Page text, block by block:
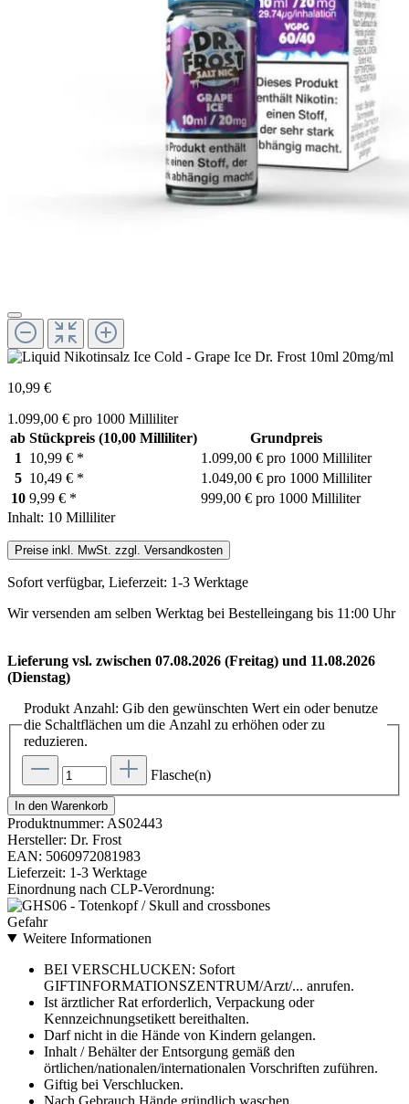
10,99 €
1.099,00 € pro 1000 Milliliter
ab Stückpreis (10,00 Milliliter)
Grundpreis
1
10,99 € *
1.099,00 € pro 1000 Milliliter
5 10,49 € *
1.049,00 € pro 1000 Milliliter
10 9,99 € *
999,00 € pro 1000 Milliliter
Inhalt: 10 Milliliter
Preise inkl. MwSt. zzgl. Versandkosten
Sofort verfügbar, Lieferzeit: 1-3 Werktage
Wir versenden am selben Werktag bei Bestelleingang bis 11:00 Uhr
Lieferung vsl. zwischen 07.08.2026 (Freitag) und 11.08.2026
(Dienstag)
Produkt Anzahl: Gib den gewünschten Wert ein oder benutze
die Schaltflächen um die Anzahl zu erhöhen oder zu
reduzieren.
Flasche(n)
In den Warenkorb
Produktnummer: AS02443
Hersteller: Dr. Frost
EAN: 5060972081983
Lieferzeit: 1-3 Werktage
Einordnung nach CLP-Verordnung:
Gefahr
Weitere Informationen
BEI VERSCHLUCKEN: Sofort
GIFTINFORMATIONSZENTRUM/Arzt/... anrufen.
Ist ärztlicher Rat erforderlich, Verpackung oder
Kennzeichnungsetikett bereithalten.
Darf nicht in die Hände von Kindern gelangen.
Inhalt / Behälter der Entsorgung gemäß den
örtlichen/nationalen/internationalen Vorschriften zuführen.
Giftig bei Verschlucken.
Nach Gebrauch Hände gründlich waschen.